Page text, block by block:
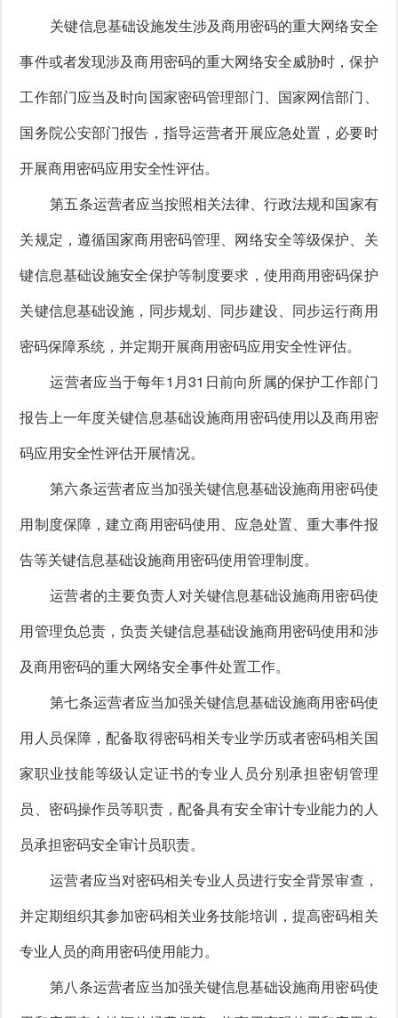
关键信息基础设施发生涉及商用密码的重大网络安全
事件或者发现涉及商用密码的重大网络安全威胁时，保护
工作部门应当及时向国家密码管理部门、国家网信部门、
国务院公安部门报告，指导运营者开展应急处置，必要时
开展商用密码应用安全性评估。
第五条运营者应当按照相关法律、行政法规和国家有
关规定，遵循国家商用密码管理、网络安全等级保护、关
键信息基础设施安全保护等制度要求，使用商用密码保护
关键信息基础设施，同步规划、同步建设、同步运行商用
密码保障系统，并定期开展商用密码应用安全性评估。
运营者应当于每年1月31日前向所属的保护工作部门
报告上一年度关键信息基础设施商用密码使用以及商用密
码应用安全性评估开展情况。
第六条运营者应当加强关键信息基础设施商用密码使
用制度保障，建立商用密码使用、应急处置、重大事件报
告等关键信息基础设施商用密码使用管理制度。
运营者的主要负责人对关键信息基础设施商用密码使
用管理负总责，负责关键信息基础设施商用密码使用和涉
及商用密码的重大网络安全事件处置工作。
第七条运营者应当加强关键信息基础设施商用密码使
用人员保障，配备取得密码相关专业学历或者密码相关国
家职业技能等级认定证书的专业人员分别承担密钥管理
员、密码操作员等职责，配备具有安全审计专业能力的人
员承担密码安全审计员职责。
运营者应当对密码相关专业人员进行安全背景审查，
并定期组织其参加密码相关业务技能培训，提高密码相关
专业人员的商用密码使用能力。
第八条运营者应当加强关键信息基础设施商用密码使